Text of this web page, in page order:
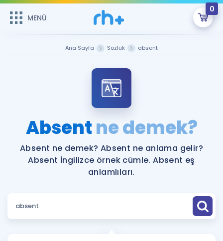
MENÜ
0
ÜYE DEĞİLİM
Sepetin Şu An Boş.
Remzi Hoca ile seni sınava hazırlayacak onlarca eğitim seni
bekliyor!
MENÜ
Faydalı Araçlar
Sözlük
Hakkımızda
Ana Sayfa Sözlük absent
Absentne demek?
Absent ne demek? Absent ne anlama gelir?
Absent İngilizce örnek cümle. Absent eş
anlamlıları.